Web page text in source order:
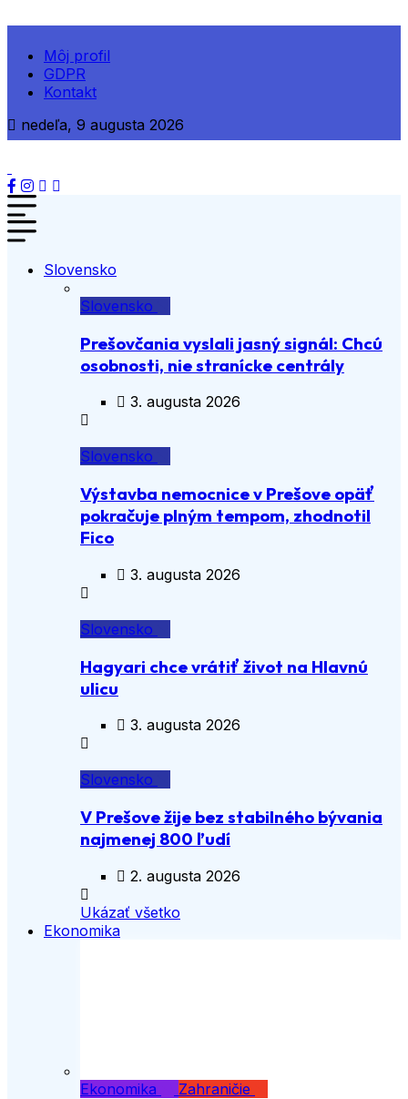
Môj profil
GDPR
Kontakt
nedeľa, 9 augusta 2026
Slovensko
Slovensko
Prešovčania vyslali jasný signál: Chcú
osobnosti, nie stranícke centrály
3. augusta 2026
Slovensko
Výstavba nemocnice v Prešove opäť
pokračuje plným tempom, zhodnotil
Fico
3. augusta 2026
Slovensko
Hagyari chce vrátiť život na Hlavnú
ulicu
3. augusta 2026
Slovensko
V Prešove žije bez stabilného bývania
najmenej 800 ľudí
2. augusta 2026
Ukázať všetko
Ekonomika
Ekonomika Zahraničie